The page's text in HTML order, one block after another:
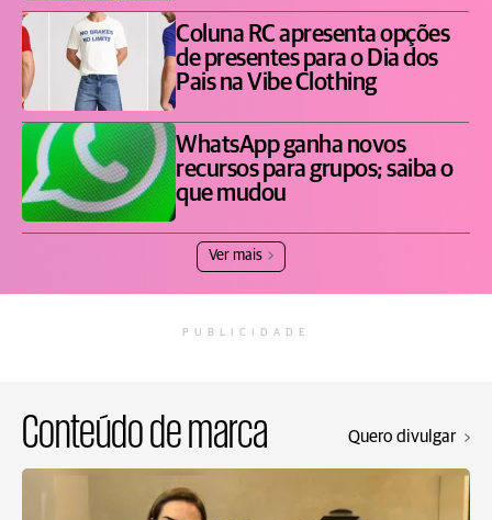
Coluna RC apresenta opções
de presentes para o Dia dos
Pais na Vibe Clothing
WhatsApp ganha novos
recursos para grupos; saiba o
que mudou
Ver mais
PUBLICIDADE
Conteúdo de marca Quero divulgar